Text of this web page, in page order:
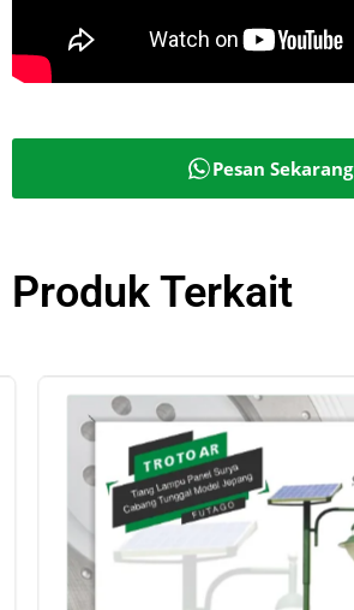
Pesan Sekarang
Produk Terkait